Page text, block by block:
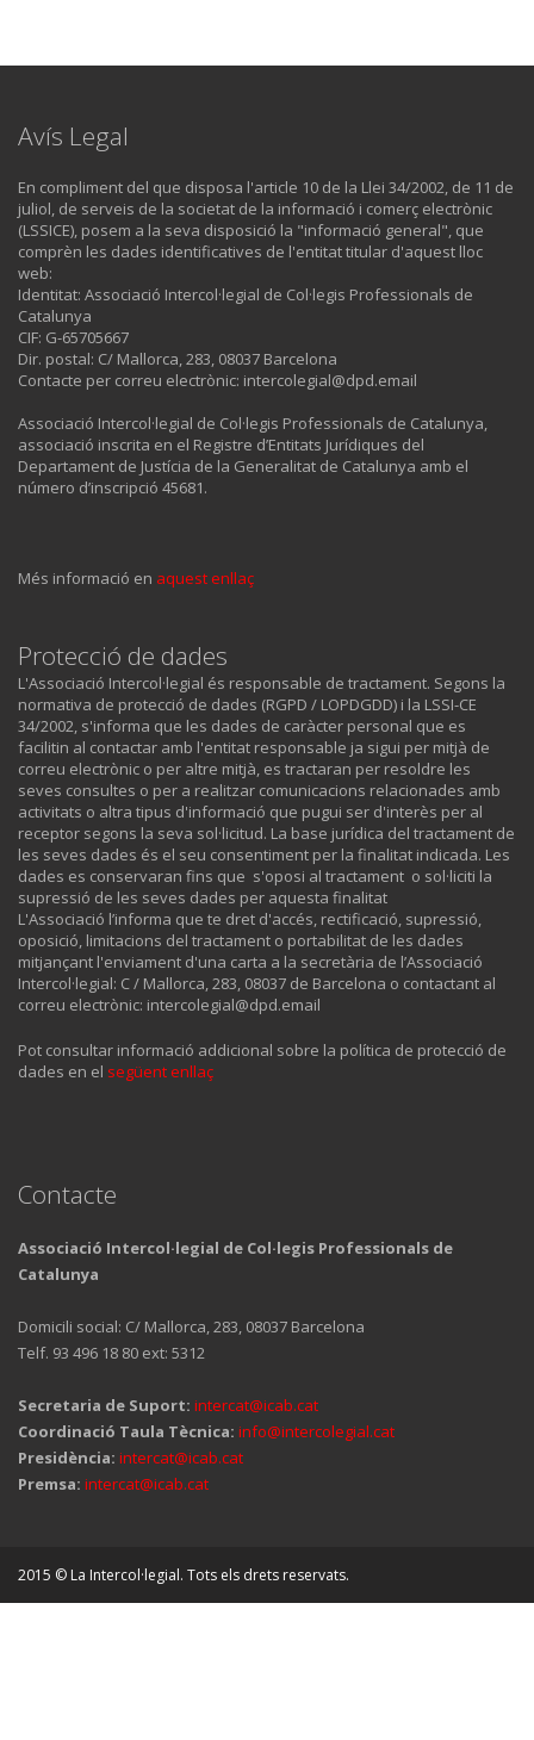
Avís Legal
En compliment del que disposa l'article 10 de la Llei 34/2002, de 11 de
juliol, de serveis de la societat de la informació i comerç electrònic
(LSSICE), posem a la seva disposició la "informació general", que
comprèn les dades identificatives de l'entitat titular d'aquest lloc
web:
Identitat: Associació Intercol·legial de Col·legis Professionals de
Catalunya
CIF: G-65705667
Dir. postal: C/ Mallorca, 283, 08037 Barcelona
Contacte per correu electrònic: intercolegial@dpd.email
Associació Intercol·legial de Col·legis Professionals de Catalunya,
associació inscrita en el Registre d’Entitats Jurídiques del
Departament de Justícia de la Generalitat de Catalunya amb el
número d’inscripció 45681.
Més informació en aquest enllaç
Protecció de dades
L'Associació Intercol·legial és responsable de tractament. Segons la
normativa de protecció de dades (RGPD / LOPDGDD) i la LSSI-CE
34/2002, s'informa que les dades de caràcter personal que es
facilitin al contactar amb l'entitat responsable ja sigui per mitjà de
correu electrònic o per altre mitjà, es tractaran per resoldre les
seves consultes o per a realitzar comunicacions relacionades amb
activitats o altra tipus d'informació que pugui ser d'interès per al
receptor segons la seva sol·licitud. La base jurídica del tractament de
les seves dades és el seu consentiment per la finalitat indicada. Les
dades es conservaran fins que s'oposi al tractament o sol·liciti la
supressió de les seves dades per aquesta finalitat
L'Associació l’informa que te dret d'accés, rectificació, supressió,
oposició, limitacions del tractament o portabilitat de les dades
mitjançant l'enviament d'una carta a la secretària de l’Associació
Intercol·legial: C / Mallorca, 283, 08037 de Barcelona o contactant al
correu electrònic: intercolegial@dpd.email
Pot consultar informació addicional sobre la política de protecció de
dades en el següent enllaç
Contacte
Associació Intercol·legial de Col·legis Professionals de
Catalunya
Domicili social: C/ Mallorca, 283, 08037 Barcelona
Telf. 93 496 18 80 ext: 5312
Secretaria de Suport: intercat@icab.cat
Coordinació Taula Tècnica: info@intercolegial.cat
Presidència: intercat@icab.cat
Premsa: intercat@icab.cat
2015 © La Intercol·legial. Tots els drets reservats.